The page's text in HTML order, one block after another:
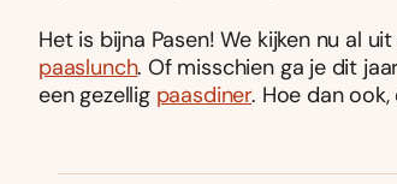
Het is bijna Pasen! We kijken nu al
paaslunch. Of misschien ga je dit
een gezellig paasdiner. Hoe dan